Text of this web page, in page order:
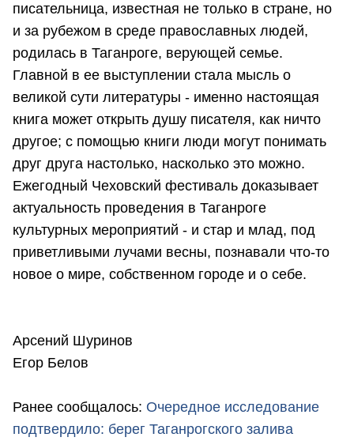
писательница, известная не только в стране, но
и за рубежом в среде православных людей,
родилась в Таганроге, верующей семье.
Главной в ее выступлении стала мысль о
великой сути литературы - именно настоящая
книга может открыть душу писателя, как ничто
другое; с помощью книги люди могут понимать
друг друга настолько, насколько это можно.
Ежегодный Чеховский фестиваль доказывает
актуальность проведения в Таганроге
культурных мероприятий - и стар и млад, под
приветливыми лучами весны, познавали что-то
новое о мире, собственном городе и о себе.
Арсений Шуринов
Егор Белов
Ранее сообщалось: Очередное исследование
подтвердило: берег Таганрогского залива